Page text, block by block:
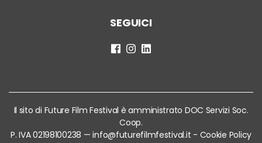
SEGUICI
Il sito di Future Film Festival è amministrato DOC Servizi Soc.
Coop.
P. IVA 02198100238 —info@futurefilmfestival.it - Cookie Policy